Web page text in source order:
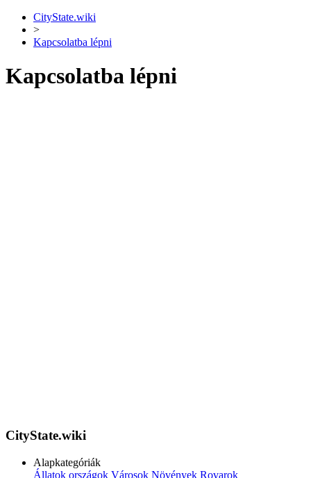
CityState.wiki
>
Kapcsolatba lépni
Kapcsolatba lépni
CityState.wiki
Alapkategóriák
Állatok országok Városok Növények Rovarok